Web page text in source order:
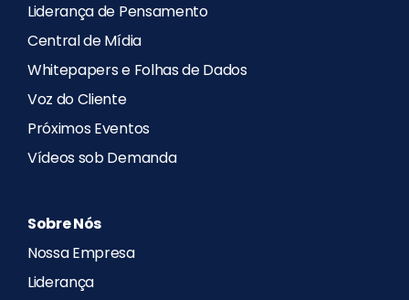
Liderança de Pensamento
Central de Mídia
Whitepapers e Folhas de Dados
Voz do Cliente
Próximos Eventos
Vídeos sob Demanda
Sobre Nós
Nossa Empresa
Liderança